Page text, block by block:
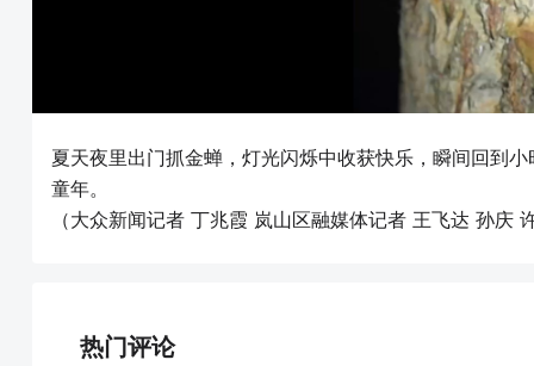
夏天夜里出门抓金蝉，灯光闪烁中收获快乐，瞬间回到
童年。
（大众新闻记者 丁兆霞 岚山区融媒体记者 王飞达 孙庆
热门评论